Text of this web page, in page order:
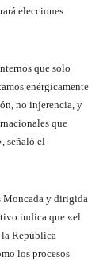
elecciones
que solo
enérgicamente
no injerencia, y
que
señaló el
Moncada y dirigida
indica que «el
República
los procesos